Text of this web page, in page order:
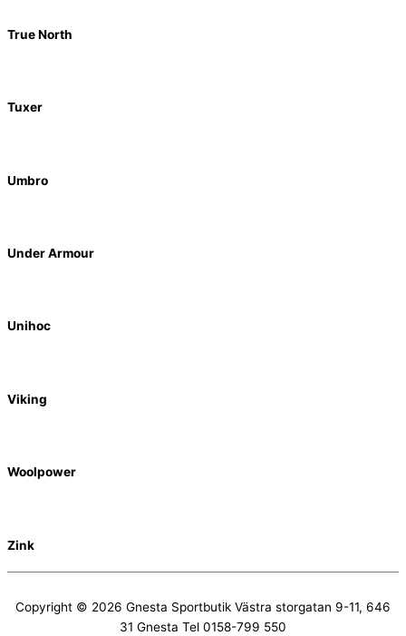
True North
Tuxer
Umbro
Under Armour
Unihoc
Viking
Woolpower
Zink
Copyright © 2026 Gnesta Sportbutik Västra storgatan 9-11, 646
31 Gnesta Tel 0158-799 550